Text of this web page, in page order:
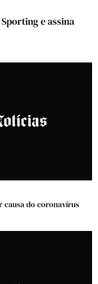
e assina
causa do coronavírus